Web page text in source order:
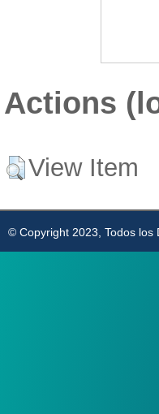
Actions
View Item
© Copyright 2023, Todos los